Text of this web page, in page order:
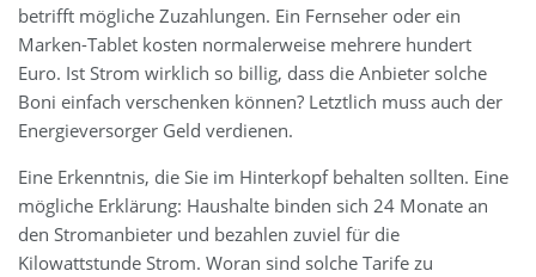
betrifft mögliche Zuzahlungen. Ein Fernseher oder ein
Marken-Tablet kosten normalerweise mehrere hundert
Euro. Ist Strom wirklich so billig, dass die Anbieter solche
Boni einfach verschenken können? Letztlich muss auch der
Energieversorger Geld verdienen.
Eine Erkenntnis, die Sie im Hinterkopf behalten sollten. Eine
mögliche Erklärung: Haushalte binden sich 24 Monate an
den Stromanbieter und bezahlen zuviel für die
Kilowattstunde Strom. Woran sind solche Tarife zu